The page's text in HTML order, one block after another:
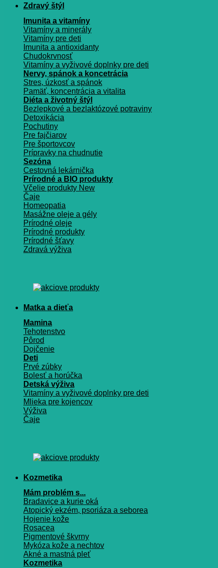
Zdravý štýl
Imunita a vitamíny
Vitamíny a minerály
Vitamíny pre deti
Imunita a antioxidanty
Chudokrvnosť
Vitamíny a vyživové doplnky pre deti
Nervy, spánok a koncetrácia
Stres, úzkosť a spánok
Pamäť, koncentrácia a vitalita
Diéta a životný štýl
Bezlepkové a bezlaktózové potraviny
Detoxikácia
Pochutiny
Pre fajčiarov
Pre športovcov
Prípravky na chudnutie
Sezóna
Cestovná lekárnička
Prírodné a BIO produkty
Včelie produkty
Čaje
Homeopatia
Masážne oleje a gély
Prírodné oleje
Prírodné produkty
Prírodné šťavy
Zdravá výživa
Matka a dieťa
Mamina
Tehotenstvo
Pôrod
Dojčenie
Deti
Prvé zúbky
Bolesť a horúčka
Detská výživa
Vitamíny a vyživové doplnky pre deti
Mlieka pre kojencov
Výživa
Čaje
Kozmetika
Mám problém s...
Bradavice a kurie oká
Atopický ekzém, psoriáza a seborea
Hojenie kože
Rosacea
Pigmentové škvrny
Mykóza kože a nechtov
Akné a mastná pleť
Kozmetika